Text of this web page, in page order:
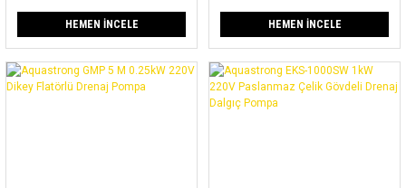
HEMEN İNCELE HEMEN İNCELE